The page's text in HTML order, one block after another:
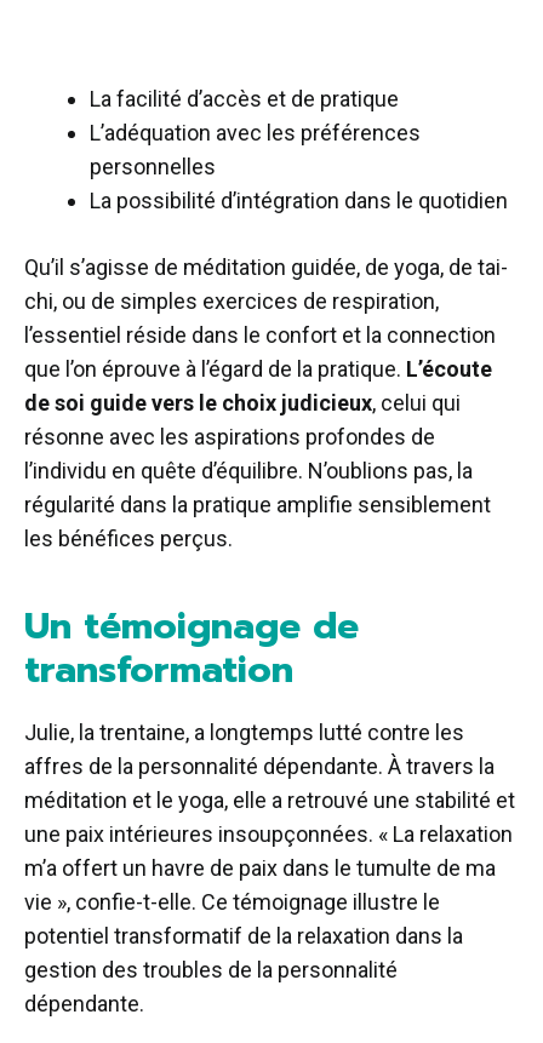
La facilité d’accès et de pratique
L’adéquation avec les préférences
personnelles
La possibilité d’intégration dans le quotidien
Qu’il s’agisse de méditation guidée, de yoga, de tai-
chi, ou de simples exercices de respiration,
l’essentiel réside dans le confort et la connection
que l’on éprouve à l’égard de la pratique. L’écoute
de soi guide vers le choix judicieux, celui qui
résonne avec les aspirations profondes de
l’individu en quête d’équilibre. N’oublions pas, la
régularité dans la pratique amplifie sensiblement
les bénéfices perçus.
Un témoignage de
transformation
Julie, la trentaine, a longtemps lutté contre les
affres de la personnalité dépendante. À travers la
méditation et le yoga, elle a retrouvé une stabilité et
une paix intérieures insoupçonnées. « La relaxation
m’a offert un havre de paix dans le tumulte de ma
vie », confie-t-elle. Ce témoignage illustre le
potentiel transformatif de la relaxation dans la
gestion des troubles de la personnalité
dépendante.